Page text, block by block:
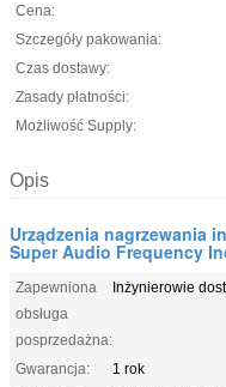
Cena:
Szczegóły pakowania:
Czas dostawy:
Zasady płatności:
Możliwość Supply:
Opis
Urządzenia nagrzewania
Super Audio Frequency
Zapewniona
obsługa
posprzedażna:
Inżynierowie
Gwarancja:
1 rok